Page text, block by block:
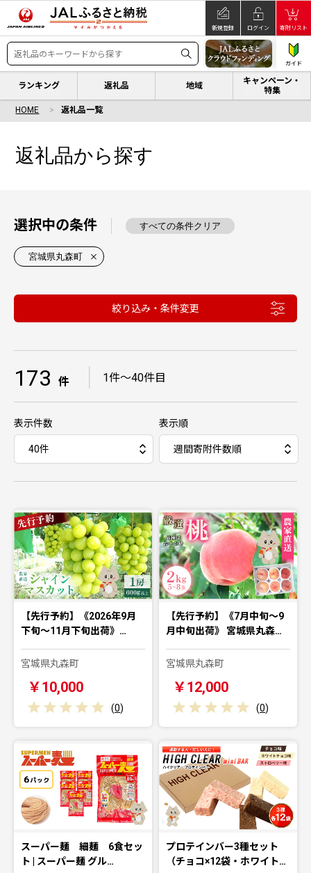
新規登録 ログイン 寄附リスト
ガイド
ランキング 返礼品 地域
キャンペーン・
特集
HOME 返礼品一覧
返礼品から探す
選択中の条件 すべての条件クリア
宮城県丸森町
絞り込み・条件変更
173 件 1件〜40件目
表示件数 表示順
【先行予約】《2026年9月
下旬～11月下旬出荷》…
宮城県丸森町
￥10,000
(0)
【先行予約】《7月中旬～9
月中旬出荷》 宮城県丸森…
宮城県丸森町
￥12,000
(0)
スーパー麺 細麺 6食セッ
ト | スーパー麺 グル…
プロテインバー3種セット
（チョコ×12袋・ホワイト…